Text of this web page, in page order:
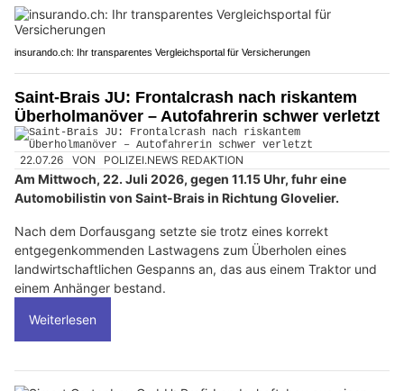
insurando.ch: Ihr transparentes Vergleichsportal für Versicherungen
Saint-Brais JU: Frontalcrash nach riskantem
Überholmanöver – Autofahrerin schwer verletzt
22.07.26 VON POLIZEI.NEWS REDAKTION
Am Mittwoch, 22. Juli 2026, gegen 11.15 Uhr, fuhr eine
Automobilistin von Saint-Brais in Richtung Glovelier.
Nach dem Dorfausgang setzte sie trotz eines korrekt
entgegenkommenden Lastwagens zum Überholen eines
landwirtschaftlichen Gespanns an, das aus einem Traktor und
einem Anhänger bestand.
Weiterlesen